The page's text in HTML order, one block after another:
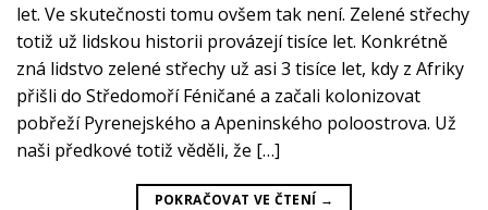
let. Ve skutečnosti tomu ovšem tak není. Zelené střechy
totiž už lidskou historii provázejí tisíce let. Konkrétně
zná lidstvo zelené střechy už asi 3 tisíce let, kdy z Afriky
přišli do Středomoří Féničané a začali kolonizovat
pobřeží Pyrenejského a Apeninského poloostrova. Už
naši předkové totiž věděli, že […]
POKRAČOVAT VE ČTENÍ →